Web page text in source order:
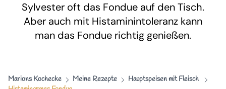
Sylvester oft das Fondue auf den Tisch.
Aber auch mit Histaminintoleranz kann
man das Fondue richtig genießen.
Marions Kochecke Meine Rezepte
Hauptspeisen mit Fleisch